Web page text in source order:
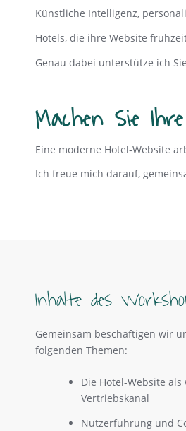
Künstliche Intelligenz,
Hotels, die ihre Website
Genau dabei unterstütze ich
Machen Sie
Eine moderne Hotel-Website
Ich freue mich darauf,
Inhalte des
Gemeinsam beschäftigen wir
folgenden Themen:
Die Hotel-Website
Vertriebskanal
Nutzerführung und